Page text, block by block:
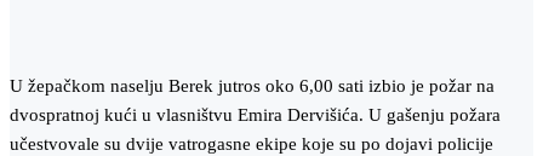
U žepačkom naselju Berek jutros oko 6,00 sati izbio je požar na
dvospratnoj kući u vlasništvu Emira Dervišića. U gašenju požara
učestvovale su dvije vatrogasne ekipe koje su po dojavi policije